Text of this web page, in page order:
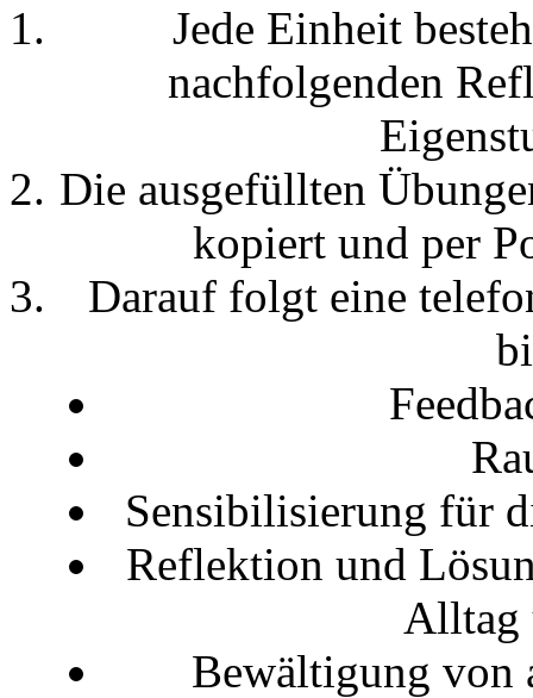
Jede Einheit
nachfolgenden
Die ausgefüllten
kopiert und per
Darauf folgt eine
Sensibilisierung für
Reflektion und
Alltag
Bewältigung von